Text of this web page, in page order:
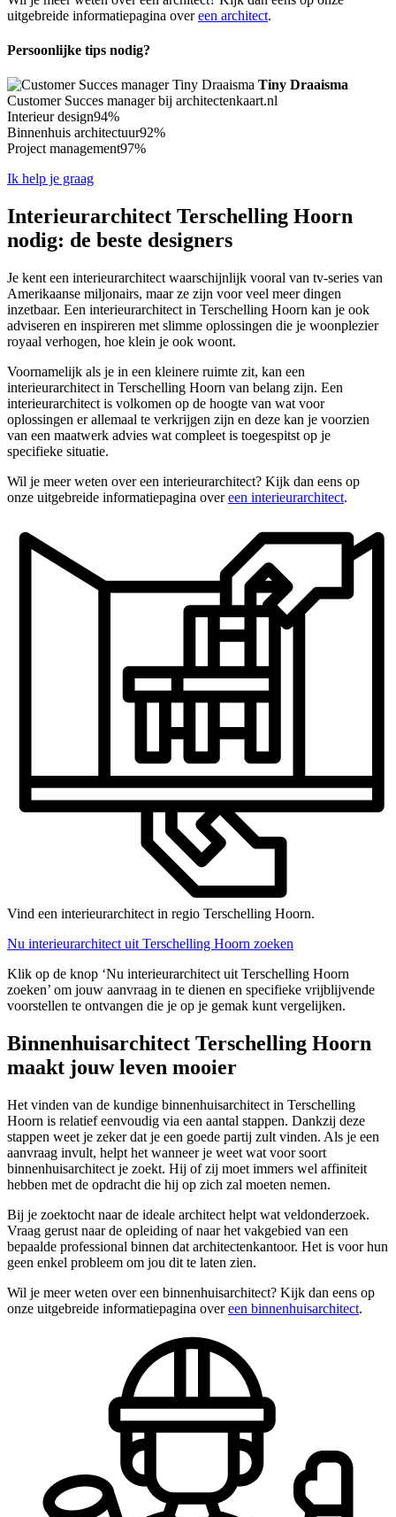
uitgebreide informatiepagina overeen architect.
Persoonlijke tips nodig?
Tiny Draaisma
Customer Succes manager bij architectenkaart.nl
Interieur design94%
Binnenhuis architectuur92%
Project management97%
Ik help je graag
Interieurarchitect Terschelling Hoorn
nodig: de beste designers
Je kent een interieurarchitect waarschijnlijk vooral van tv-series van
Amerikaanse miljonairs, maar ze zijn voor veel meer dingen
inzetbaar. Een interieurarchitect in Terschelling Hoorn kan je ook
adviseren en inspireren met slimme oplossingen die je woonplezier
royaal verhogen, hoe klein je ook woont.
Voornamelijk als je in een kleinere ruimte zit, kan een
interieurarchitect in Terschelling Hoorn van belang zijn. Een
interieurarchitect is volkomen op de hoogte van wat voor
oplossingen er allemaal te verkrijgen zijn en deze kan je voorzien
van een maatwerk advies wat compleet is toegespitst op je
specifieke situatie.
Wil je meer weten over een interieurarchitect? Kijk dan eens op
onze uitgebreide informatiepagina overeen interieurarchitect.
Vind een interieurarchitect in regio Terschelling Hoorn.
Nu interieurarchitect uit Terschelling Hoorn zoeken
Klik op de knop ‘Nu interieurarchitect uit Terschelling Hoorn
zoeken’ om jouw aanvraag in te dienen en specifieke vrijblijvende
voorstellen te ontvangen die je op je gemak kunt vergelijken.
Binnenhuisarchitect Terschelling Hoorn
maakt jouw leven mooier
Het vinden van de kundige binnenhuisarchitect in Terschelling
Hoorn is relatief eenvoudig via een aantal stappen. Dankzij deze
stappen weet je zeker dat je een goede partij zult vinden. Als je een
aanvraag invult, helpt het wanneer je weet wat voor soort
binnenhuisarchitect je zoekt. Hij of zij moet immers wel affiniteit
hebben met de opdracht die hij op zich zal moeten nemen.
Bij je zoektocht naar de ideale architect helpt wat veldonderzoek.
Vraag gerust naar de opleiding of naar het vakgebied van een
bepaalde professional binnen dat architectenkantoor. Het is voor hun
geen enkel probleem om jou dit te laten zien.
Wil je meer weten over een binnenhuisarchitect? Kijk dan eens op
onze uitgebreide informatiepagina overeen binnenhuisarchitect.